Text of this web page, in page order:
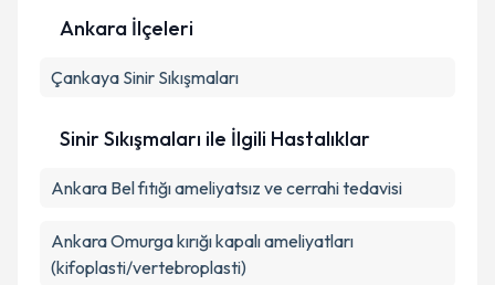
Kişisel verilerimin işlenmesine ilişkin
Takvim Talebini Gönder
Ankara İlçeleri
Çankaya Sinir Sıkışmaları
Sinir Sıkışmaları ile İlgili Hastalıklar
Ankara Bel fıtığı ameliyatsız ve cerrahi tedavisi
Ankara Omurga kırığı kapalı ameliyatları
(kifoplasti/vertebroplasti)